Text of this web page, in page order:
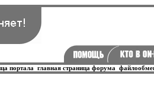
портала главная страница форума